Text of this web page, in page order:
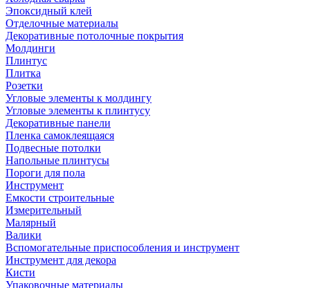
Эпоксидный клей
Отделочные материалы
Декоративные потолочные покрытия
Молдинги
Плинтус
Плитка
Розетки
Угловые элементы к молдингу
Угловые элементы к плинтусу
Декоративные панели
Пленка самоклеящаяся
Подвесные потолки
Напольные плинтусы
Пороги для пола
Инструмент
Емкости строительные
Измерительный
Малярный
Валики
Вспомогательные приспособления и инструмент
Инструмент для декора
Кисти
Упаковочные материалы